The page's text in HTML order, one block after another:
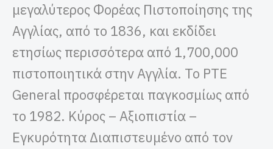
μεγαλύτερος Φορέας Πιστοποίησης της
Αγγλίας, από το 1836, και εκδίδει
ετησίως περισσότερα από 1,700,000
πιστοποιητικά στην Αγγλία. To PTE
General προσφέρεται παγκοσμίως από
το 1982. Κύρος – Αξιοπιστία –
Εγκυρότητα Διαπιστευμένο από τον